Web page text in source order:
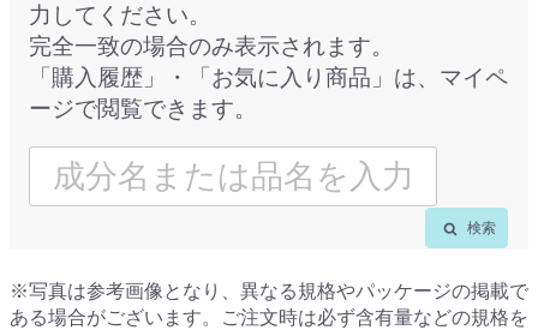
力してください。
完全一致の場合のみ表示されます。
「購入履歴」・「お気に入り商品」は、マイペ
ージで閲覧できます。
検索
※写真は参考画像となり、異なる規格やパッケージの掲載で
ある場合がございます。ご注文時は必ず含有量などの規格を